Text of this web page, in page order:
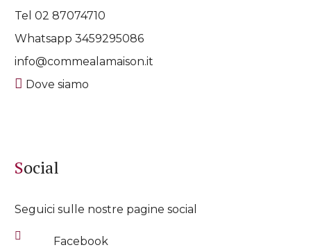
Tel 02 87074710
Whatsapp3459295086
info@commealamaison.it
Dove siamo
Social
Seguici sulle nostre pagine social
Facebook